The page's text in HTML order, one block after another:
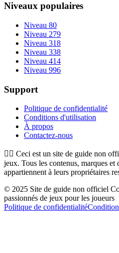
Niveaux populaires
Niveau 80
Niveau 279
Niveau 318
Niveau 338
Niveau 414
Niveau 996
Support
Politique de confidentialité
Conditions d'utilisation
À propos
Contactez-nous
👉🏻 Ceci est un site de guide non
jeux. Tous les contenus, marques et
appartiennent à leurs propriétaires
© 2025 Site de guide non officiel
passionnés de jeux pour les joueurs
Politique de confidentialité